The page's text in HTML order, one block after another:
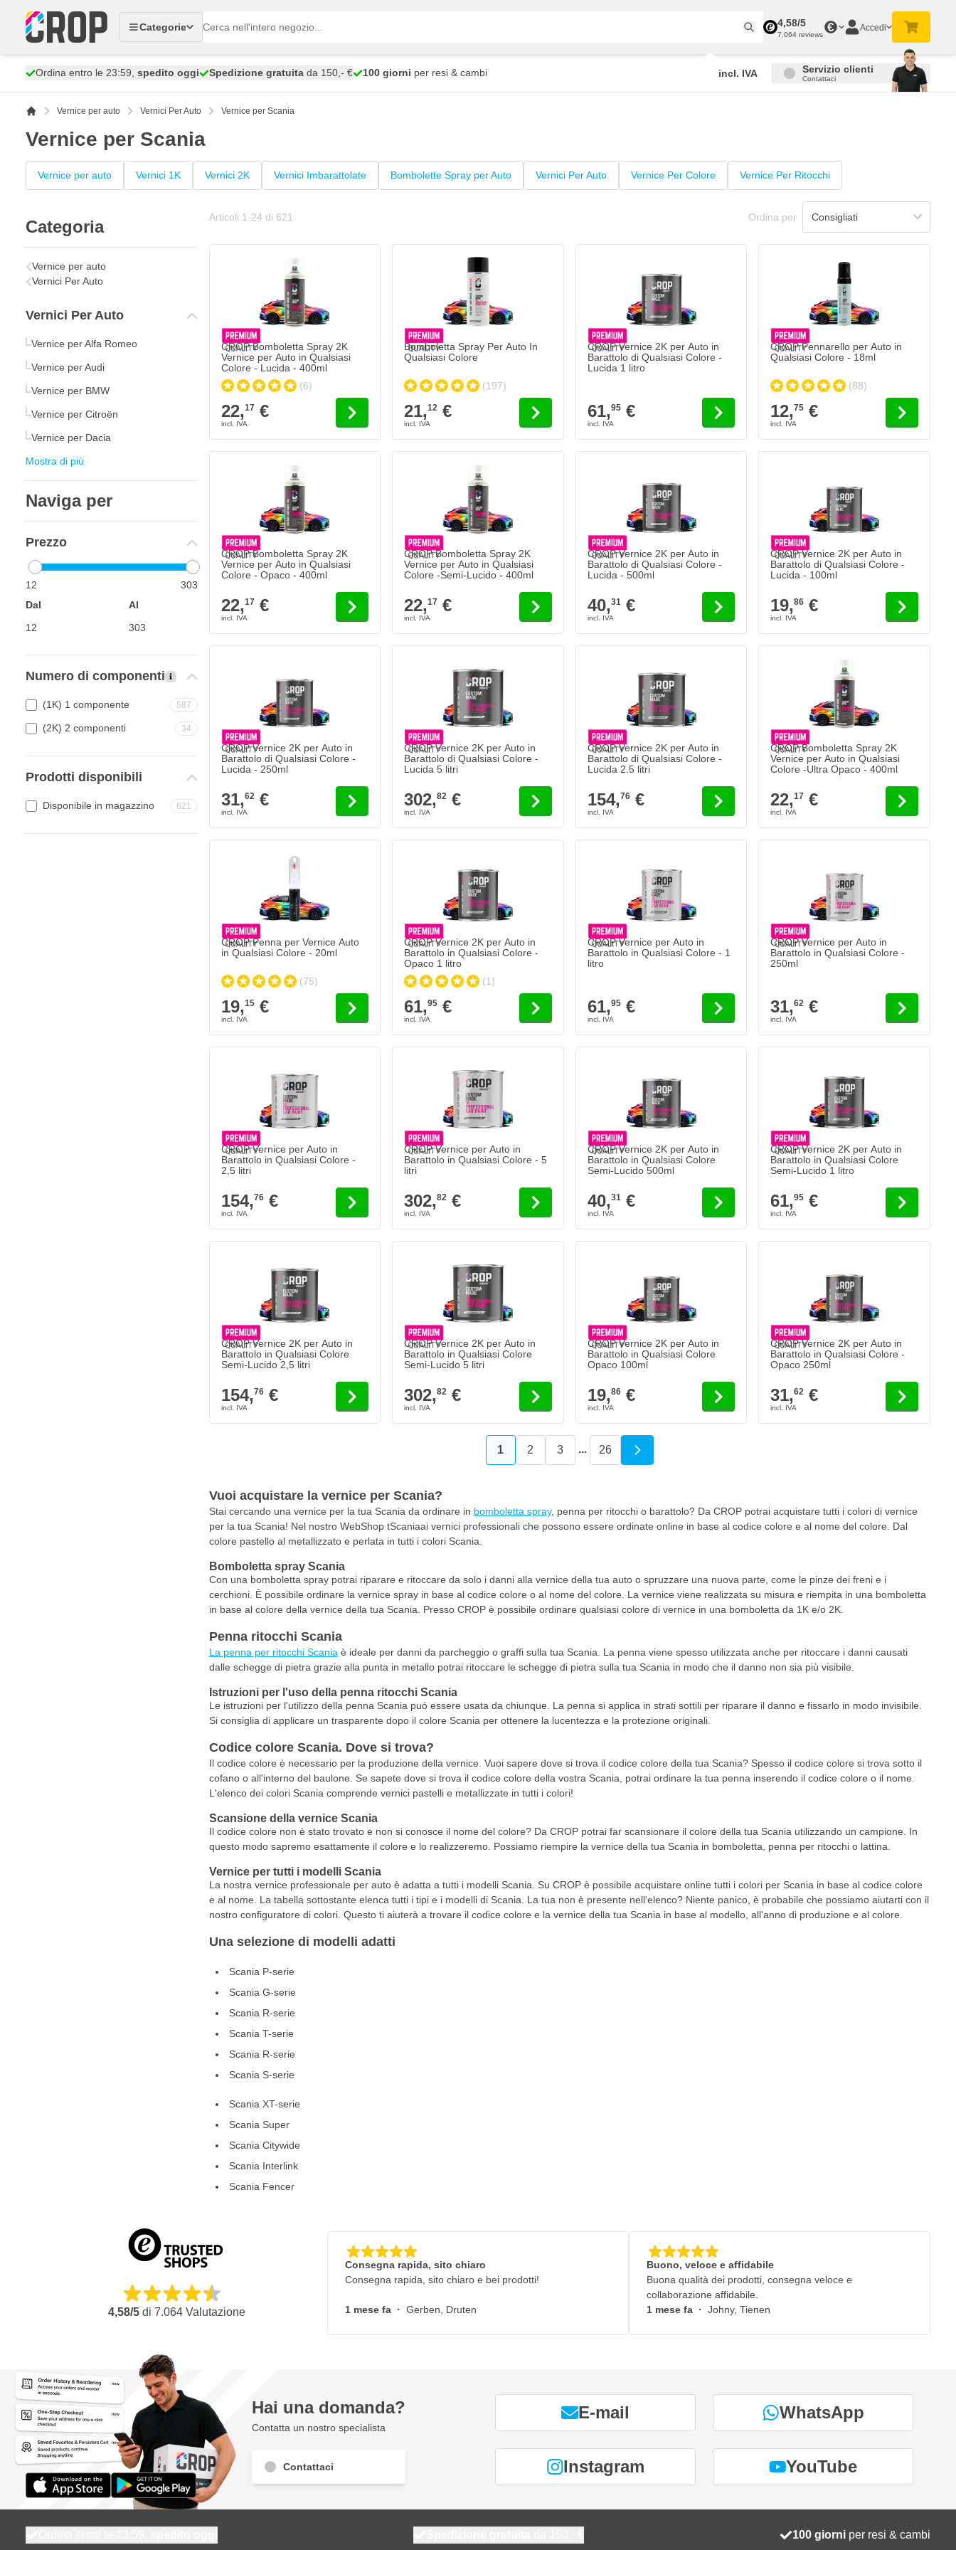
Categorie
4,58/5
7.064 reviews
€ Accedi
Ordina entro le 23:59, spedito oggi Spedizione gratuita da 150,- € 100 giorni per resi & cambi incl. IVA Servizio clienti
Contattaci
Vernice per auto Vernici Per Auto Vernice per Scania
Vernice per Scania
Vernice per auto Vernici 1K Vernici 2K Vernici Imbarattolate Bombolette Spray per Auto Vernici Per Auto Vernice Per Colore Vernice Per Ritocchi
Categoria
Vernice per auto
Vernici Per Auto
Vernici Per Auto
Vernice per Alfa Romeo
Vernice per Audi
Vernice per BMW
Vernice per Citroën
Vernice per Dacia
Mostra di più
Naviga per
Prezzo
12
303
Dal
Al
Numero di componenti
(1K) 1 componente 587
(2K) 2 componenti 34
Prodotti disponibili
Disponibile in magazzino 621
Articoli 1 -24 di 621 Ordina per
CROP Bomboletta Spray 2K
Vernice per Auto in Qualsiasi
Colore - Lucida - 400ml
(6)
22,17€
Bomboletta Spray Per Auto In
Qualsiasi Colore
(197)
21,12 €
CROP Vernice 2K per Auto in
Barattolo di Qualsiasi Colore -
Lucida 1 litro
61,95€
CROP Pennarello per Auto in
Qualsiasi Colore - 18ml
(88)
12,75 €
CROP Bomboletta Spray 2K
Vernice per Auto in Qualsiasi
Colore - Opaco - 400ml
22,17€
CROP Bomboletta Spray 2K
Vernice per Auto in Qualsiasi
Colore -Semi-Lucido - 400ml
22,17 €
CROP Vernice 2K per Auto in
Barattolo di Qualsiasi Colore -
Lucida - 500ml
40,31€
CROP Vernice 2K per Auto in
Barattolo di Qualsiasi Colore -
Lucida - 100ml
19,86 €
CROP Vernice 2K per Auto in
Barattolo di Qualsiasi Colore -
Lucida - 250ml
31,62€
CROP Vernice 2K per Auto in
Barattolo di Qualsiasi Colore -
Lucida 5 litri
302,82 €
CROP Vernice 2K per Auto in
Barattolo di Qualsiasi Colore -
Lucida 2.5 litri
154,76€
CROP Bomboletta Spray 2K
Vernice per Auto in Qualsiasi
Colore -Ultra Opaco - 400ml
22,17 €
CROP Penna per Vernice Auto
in Qualsiasi Colore - 20ml
(75)
19,15€
CROP Vernice 2K per Auto in
Barattolo in Qualsiasi Colore -
Opaco 1 litro
(1)
61,95 €
CROP Vernice per Auto in
Barattolo in Qualsiasi Colore - 1
litro
61,95€
CROP Vernice per Auto in
Barattolo in Qualsiasi Colore -
250ml
31,62 €
CROP Vernice per Auto in
Barattolo in Qualsiasi Colore -
2,5 litri
154,76€
CROP Vernice per Auto in
Barattolo in Qualsiasi Colore - 5
litri
302,82 €
CROP Vernice 2K per Auto in
Barattolo in Qualsiasi Colore
Semi-Lucido 500ml
40,31€
CROP Vernice 2K per Auto in
Barattolo in Qualsiasi Colore
Semi-Lucido 1 litro
61,95 €
CROP Vernice 2K per Auto in
Barattolo in Qualsiasi Colore
Semi-Lucido 2,5 litri
154,76€
CROP Vernice 2K per Auto in
Barattolo in Qualsiasi Colore
Semi-Lucido 5 litri
302,82 €
CROP Vernice 2K per Auto in
Barattolo in Qualsiasi Colore
Opaco 100ml
19,86€
CROP Vernice 2K per Auto in
Barattolo in Qualsiasi Colore -
Opaco 250ml
31,62 €
Attualmente stai leggendo la pagina
1 Pagina
2 Pagina
3 ... Pagina
26
Vuoi acquistare la vernice per Scania?
Stai cercando una vernice per la tua Scania da ordinare in bomboletta spray, penna per ritocchi o barattolo? Da CROP potrai acquistare tutti i colori di vernice
per la tua Scania! Nel nostro WebShop tScaniaai vernici professionali che possono essere ordinate online in base al codice colore e al nome del colore. Dal
colore pastello al metallizzato e perlata in tutti i colori Scania.
Bomboletta spray Scania
Con una bomboletta spray potrai riparare e ritoccare da solo i danni alla vernice della tua auto o spruzzare una nuova parte, come le pinze dei freni e i
cerchioni. È possibile ordinare la vernice spray in base al codice colore o al nome del colore. La vernice viene realizzata su misura e riempita in una bomboletta
in base al colore della vernice della tua Scania. Presso CROP è possibile ordinare qualsiasi colore di vernice in una bomboletta da 1K e/o 2K.
Penna ritocchi Scania
La penna per ritocchi Scania è ideale per danni da parcheggio o graffi sulla tua Scania. La penna viene spesso utilizzata anche per ritoccare i danni causati
dalle schegge di pietra grazie alla punta in metallo potrai ritoccare le schegge di pietra sulla tua Scania in modo che il danno non sia più visibile.
Istruzioni per l'uso della penna ritocchi Scania
Le istruzioni per l'utilizzo della penna Scania può essere usata da chiunque. La penna si applica in strati sottili per riparare il danno e fissarlo in modo invisibile.
Si consiglia di applicare un trasparente dopo il colore Scania per ottenere la lucentezza e la protezione originali.
Codice colore Scania. Dove si trova?
Il codice colore è necessario per la produzione della vernice. Vuoi sapere dove si trova il codice colore della tua Scania? Spesso il codice colore si trova sotto il
cofano o all'interno del baulone. Se sapete dove si trova il codice colore della vostra Scania, potrai ordinare la tua penna inserendo il codice colore o il nome.
L'elenco dei colori Scania comprende vernici pastelli e metallizzate in tutti i colori!
Scansione della vernice Scania
Il codice colore non è stato trovato e non si conosce il nome del colore? Da CROP potrai far scansionare il colore della tua Scania utilizzando un campione. In
questo modo sapremo esattamente il colore e lo realizzeremo. Possiamo riempire la vernice della tua Scania in bomboletta, penna per ritocchi o lattina.
Vernice per tutti i modelli Scania
La nostra vernice professionale per auto è adatta a tutti i modelli Scania. Su CROP è possibile acquistare online tutti i colori per Scania in base al codice colore
e al nome. La tabella sottostante elenca tutti i tipi e i modelli di Scania. La tua non è presente nell'elenco? Niente panico, è probabile che possiamo aiutarti con il
nostro configuratore di colori. Questo ti aiuterà a trovare il codice colore e la vernice della tua Scania in base al modello, all'anno di produzione e al colore.
Una selezione di modelli adatti
Scania P-serie
Scania G-serie
Scania R-serie
Scania T-serie
Scania R-serie
Scania S-serie
Scania XT-serie
Scania Super
Scania Citywide
Scania Interlink
Scania Fencer
4,58/5di 7.064Valutazione
Consegna rapida, sito chiaro
Consegna rapida, sito chiaro e bei prodotti!
1 mese fa · Gerben, Druten
Buono, veloce e affidabile
Buona qualità dei prodotti, consegna veloce e
collaborazione affidabile.
1 mese fa · Johny, Tienen
Hai una domanda?
Contatta un nostro specialista
Contattaci
E-mail WhatsApp
Instagram YouTube
100 giorni per resi & cambi